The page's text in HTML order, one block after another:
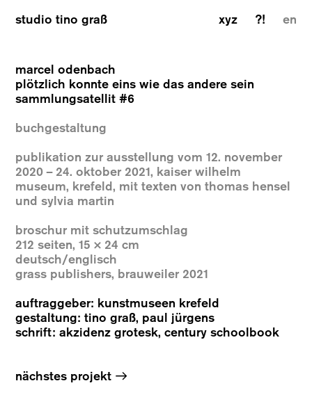
studio tino graß xyz ?! en
marcel odenbach
plötzlich konnte eins wie das andere sein
sammlungsatellit #6
buchgestaltung
publikation zur ausstellung vom 12. november
2020 – 24. oktober 2021, kaiser wilhelm
museum, krefeld, mit texten von thomas hensel
und sylvia martin
broschur mit schutzumschlag
212 seiten, 15 × 24 cm
deutsch/englisch
grass publishers, brauweiler 2021
auftraggeber: kunstmuseen krefeld
gestaltung: tino graß, paul jürgens
schrift: akzidenz grotesk, century schoolbook
nächstes projekt →